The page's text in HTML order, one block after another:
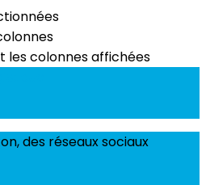
les colonnes affichées
des réseaux sociaux